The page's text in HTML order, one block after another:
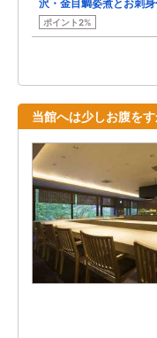
沢・金目鯛姿煮とお刺身
ポイント2%
当館へは少しお腹を